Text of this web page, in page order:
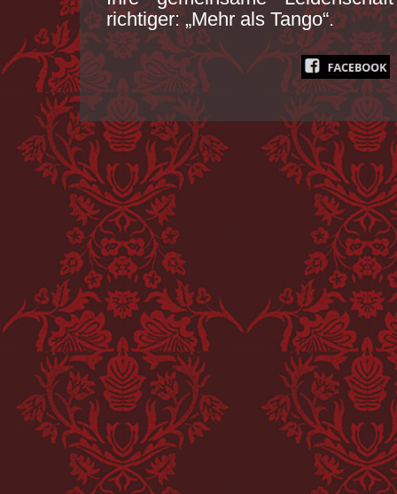
richtiger: „Mehr als Tango“.